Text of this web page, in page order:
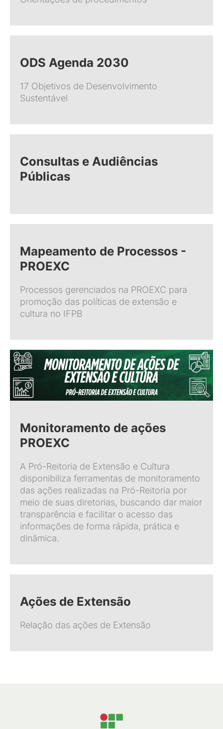
ODS Agenda 2030
17 Objetivos de Desenvolvimento
Sustentável
Consultas e Audiências
Públicas
Mapeamento de Processos -
PROEXC
Processos gerenciados na PROEXC para
promoção das políticas de extensão e
cultura no IFPB
Monitoramento de ações
PROEXC
A Pró-Reitoria de Extensão e Cultura
disponibiliza ferramentas de monitoramento
das ações realizadas na Pró-Reitoria por
meio de suas diretorias, buscando dar maior
transparência e facilitar o acesso das
informações de forma rápida, prática e
dinâmica.
Ações de Extensão
Relação das ações de Extensão